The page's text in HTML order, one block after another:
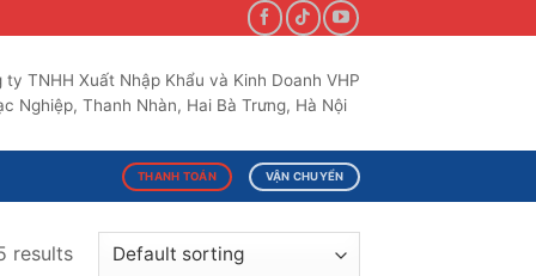
TNHH Xuất Nhập Khẩu và Kinh Doanh VHP
Nghiệp, Thanh Nhàn, Hai Bà Trưng, Hà Nội
THANH TOÁN VẬN CHUYỂN
results